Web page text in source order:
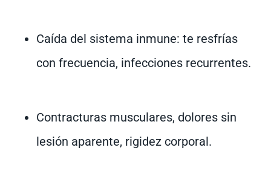
Caída del sistema inmune: te resfrías
con frecuencia, infecciones recurrentes.
Contracturas musculares, dolores sin
lesión aparente, rigidez corporal.